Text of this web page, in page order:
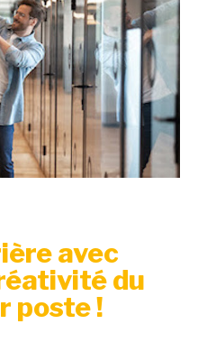
avec
du
poste !